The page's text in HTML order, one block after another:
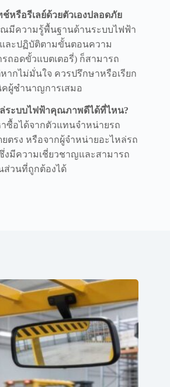
หรือรีเลย์ด้วยตัวเองปลอดภัย
มีความรู้พื้นฐานด้านระบบไฟฟ้า
ละปฏิบัติตามขั้นตอนความ
ถอดขั้วแบตเตอรี่) ก็สามารถ
ากไม่มั่นใจ ควรปรึกษาหรือเรียก
คผู้ชำนาญการเสมอ
ระบบไฟฟ้าคุณภาพดีได้ที่ไหน?
ซื้อได้จากตัวแทนจำหน่ายรถ
ตรง หรือจากผู้จำหน่ายอะไหล่รถ
มีความเชี่ยวชาญและสามารถ
ส่วนที่ถูกต้องได้